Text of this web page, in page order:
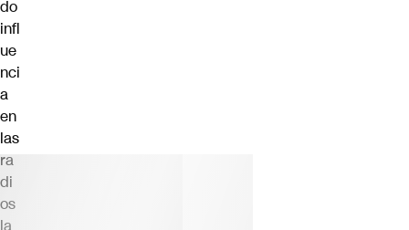
do
infl
ue
nci
a
en
las
ra
di
os